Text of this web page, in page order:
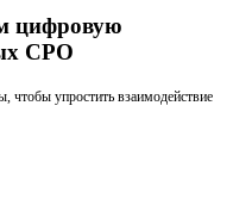
цифровую
СРО
чтобы упростить взаимодействие